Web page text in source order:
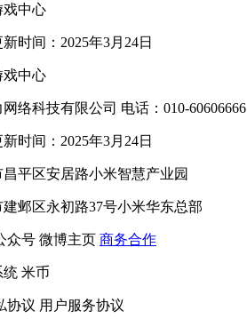
戏中心
时间：2025年3月24日
戏中心
络科技有限公司 电话：010-60606666
时间：2025年3月24日
平区安居路小米智慧产业园
邺区永初路37号小米华东总部
众号 微博主页 商务合作
统 米币
协议 用户服务协议